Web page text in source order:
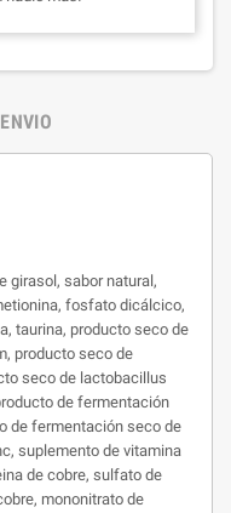
girasol, sabor natural,
fosfato dicálcico,
taurina, producto seco de
producto seco de
seco de lactobacillus
de fermentación
de fermentación seco de
suplemento de vitamina
de cobre, sulfato de
mononitrato de